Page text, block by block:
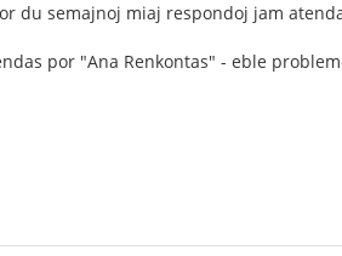
du semajnoj miaj respondoj jam
por "Ana Renkontas" - eble